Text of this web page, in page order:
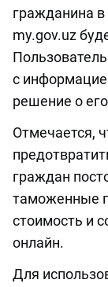
гражданина в
my.gov.uz
с
решение о
Отмечается,
граждан
таможенные
стоимость и
онлайн.
Для